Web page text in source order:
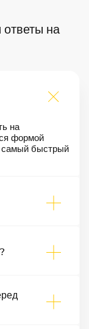
на
на
формой
самый быстрый